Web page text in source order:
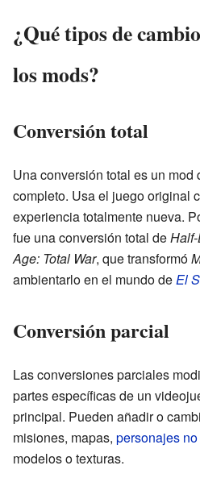
¿Qué tipos de
los mods?
Conversión total
Una conversión total es un
completo. Usa el juego original
experiencia totalmente nueva.
fue una conversión total de
Age: Total War, que transformó
ambientarlo en el mundo de El
Conversión parcial
Las conversiones parciales
partes específicas de un
principal. Pueden añadir o
misiones, mapas, personajes
modelos o texturas.